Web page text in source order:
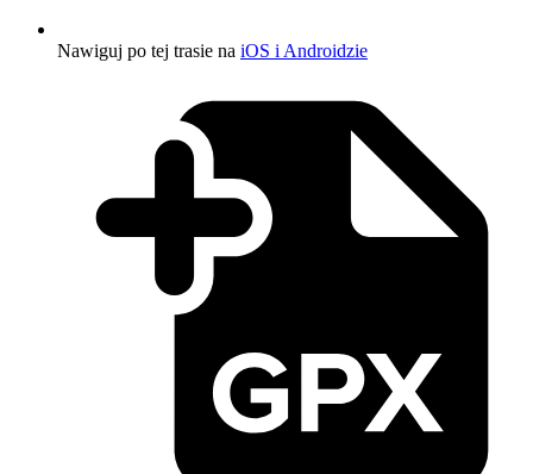
Nawiguj po tej trasie na iOS i Androidzie